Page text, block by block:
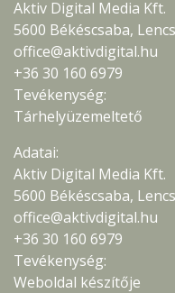
Aktiv Digital Media Kft.
5600 Békéscsaba,
office@aktivdigital.hu
+36 30 160 6979
Tevékenység:
Tárhelyüzemeltető
Adatai:
Aktiv Digital Media Kft.
5600 Békéscsaba,
office@aktivdigital.hu
+36 30 160 6979
Tevékenység:
Weboldal készítője